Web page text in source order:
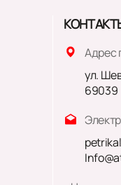
Адрес
ул.
69039